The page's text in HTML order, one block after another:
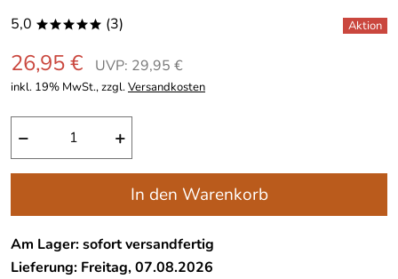
5,0 ***** (3)
26,95 € UVP: 29,95 €
inkl. 19% MwSt., zzgl.Versandkosten
− +
In den Warenkorb
Am Lager: sofort versandfertig
Lieferung: Freitag, 07.08.2026